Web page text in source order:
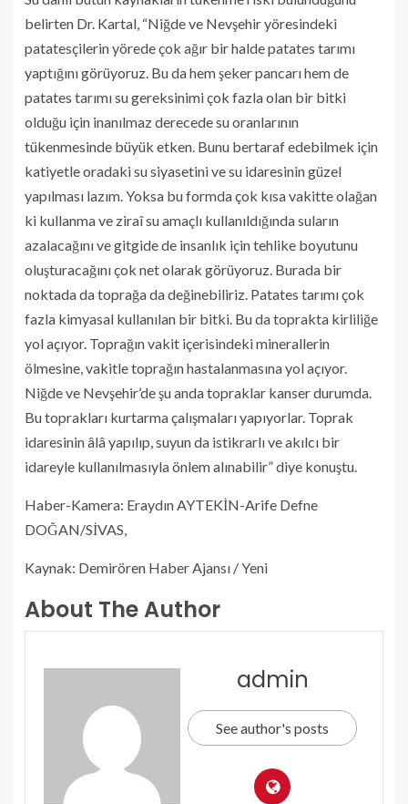
belirten Dr. Kartal, “Niğde ve Nevşehir yöresindeki
patatesçilerin yörede çok ağır bir halde patates tarımı
yaptığını görüyoruz. Bu da hem şeker pancarı hem de
patates tarımı su gereksinimi çok fazla olan bir bitki
olduğu için inanılmaz derecede su oranlarının
tükenmesinde büyük etken. Bunu bertaraf edebilmek için
katiyetle oradaki su siyasetini ve su idaresinin güzel
yapılması lazım. Yoksa bu formda çok kısa vakitte olağan
ki kullanma ve ziraî su amaçlı kullanıldığında suların
azalacağını ve gitgide de insanlık için tehlike boyutunu
oluşturacağını çok net olarak görüyoruz. Burada bir
noktada da toprağa da değinebiliriz. Patates tarımı çok
fazla kimyasal kullanılan bir bitki. Bu da toprakta kirliliğe
yol açıyor. Toprağın vakit içerisindeki minerallerin
ölmesine, vakitle toprağın hastalanmasına yol açıyor.
Niğde ve Nevşehir’de şu anda topraklar kanser durumda.
Bu toprakları kurtarma çalışmaları yapıyorlar. Toprak
idaresinin âlâ yapılıp, suyun da istikrarlı ve akılcı bir
idareyle kullanılmasıyla önlem alınabilir” diye konuştu.
Haber-Kamera: Eraydın AYTEKİN-Arife Defne
DOĞAN/SİVAS,
Kaynak: Demirören Haber Ajansı / Yeni
About The Author
admin
See author's posts